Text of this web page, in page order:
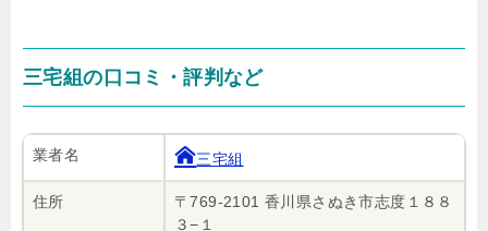
三宅組の口コミ・評判など
業者名 三宅組
住所
〒769-2101 香川県さぬき市志度１８８
３−１